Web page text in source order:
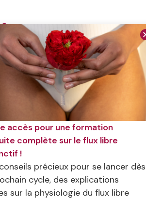
Navigation
Accueil
A propos
Contact
Découvrir
Flux libre
instinctif
Symptothermie
Livres
Documentaire
accès pour une formation
complète sur le flux libre
!
précieux pour se lancer dès
cycle, des explications
sur la physiologie du flux libre